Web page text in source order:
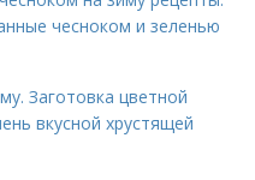
чесноком и зеленью
Заготовка цветной
вкусной хрустящей